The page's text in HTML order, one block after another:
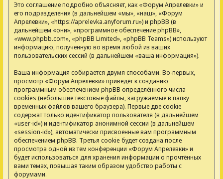
Это соглашение подробно объясняет, как «Форум Апрелевки» и
его подразделения (в дальнейшем «мы», «наш», «Форум
Апрелевки», «https://aprelevka.anyforum.ru») и phpBB (в
дальнейшем «они», «программное обеспечение phpBB»,
«www.phpbb.com», «phpBB Limited», «phpBB Teams») используют
информацию, полученную во время любой из ваших
пользовательских сессий (в дальнейшем «ваша информация»).
Ваша информация собирается двумя способами. Во-первых,
просмотр «Форум Апрелевки» приведёт к созданию
программным обеспечением phpBB определённого числа
cookies (небольшие текстовые файлы, загружаемые в папку
временных файлов вашего браузера). Первые две cookie
содержат только идентификатор пользователя (в дальнейшем
«user-id») и идентификатор анонимной сессии (в дальнейшем
«session-id»), автоматически присвоенные вам программным
обеспечением phpBB. Третья cookie будет создана после
просмотра одной из тем конференции «Форум Апрелевки» и
будет использоваться для хранения информации о прочтённых
вами темах, повышая таким образом удобство работы с
форумами.